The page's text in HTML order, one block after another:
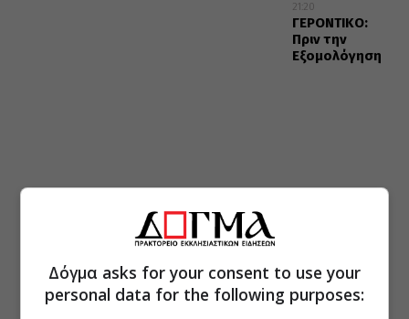
21:20
ΓΕΡΟΝΤΙΚΟ:
Πριν την
Εξομολόγηση
Δόγμα asks for your consent to use your
personal data for the following purposes: